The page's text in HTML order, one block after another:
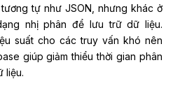
tự như JSON, nhưng khác ở
nhị phân để lưu trữ dữ liệu.
suất cho các truy vấn khó nên
giúp giảm thiểu thời gian phân
liệu.